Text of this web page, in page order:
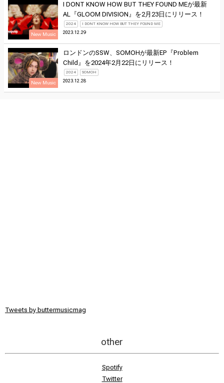
New Music
I DONT KNOW HOW BUT THEY FOUND MEが最新
AL『GLOOM DIVISION』を2月23日にリリース！
2024 I DONT KNOW HOW BUT THEY FOUND ME
2023.12.29
New Music
ロンドンのSSW、SOMOHが最新EP『Problem
Child』を2024年2月22日にリリース！
2024 SOMOH
2023.12.28
Tweets by buttermusicmag
other
Spotify
Twitter